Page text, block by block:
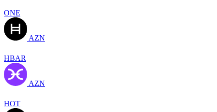
ONE
AZN
HBAR
AZN
HOT